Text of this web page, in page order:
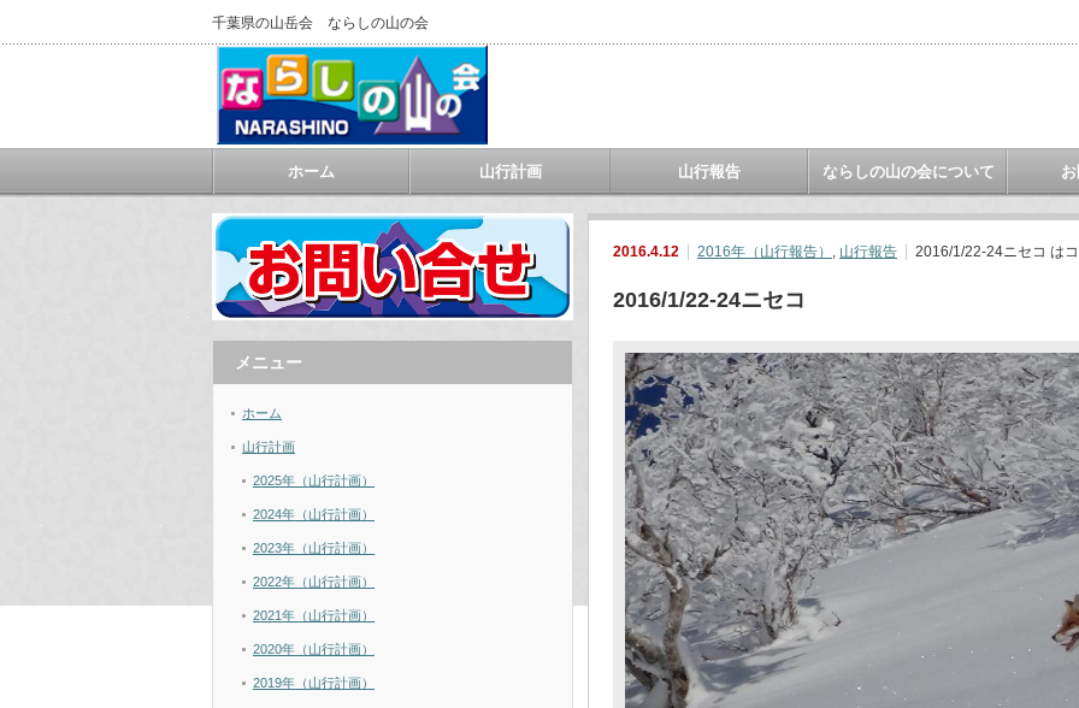
千葉県の山岳会 ならしの山の会
ホーム 山行計画 山行報告 ならしの山の会について
2016.4.12 2016年（山行報告） , 山行報告 2016/1/22-24ニセコ は
2016/1/22-24ニセコ
メニュー
ホーム
山行計画
2025年（山行計画）
2024年（山行計画）
2023年（山行計画）
2022年（山行計画）
2021年（山行計画）
2020年（山行計画）
2019年（山行計画）